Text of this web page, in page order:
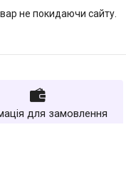
не покидаючи сайту.
для замовлення